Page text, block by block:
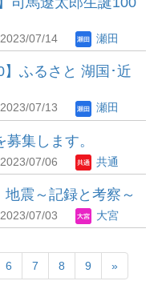
2023/07/14 瀬田
】ふるさと 湖国･近
2023/07/13 瀬田
集します。
2023/07/06 共通
地震～記録と考察～
2023/07/03 大宮
6 7 8 9 »